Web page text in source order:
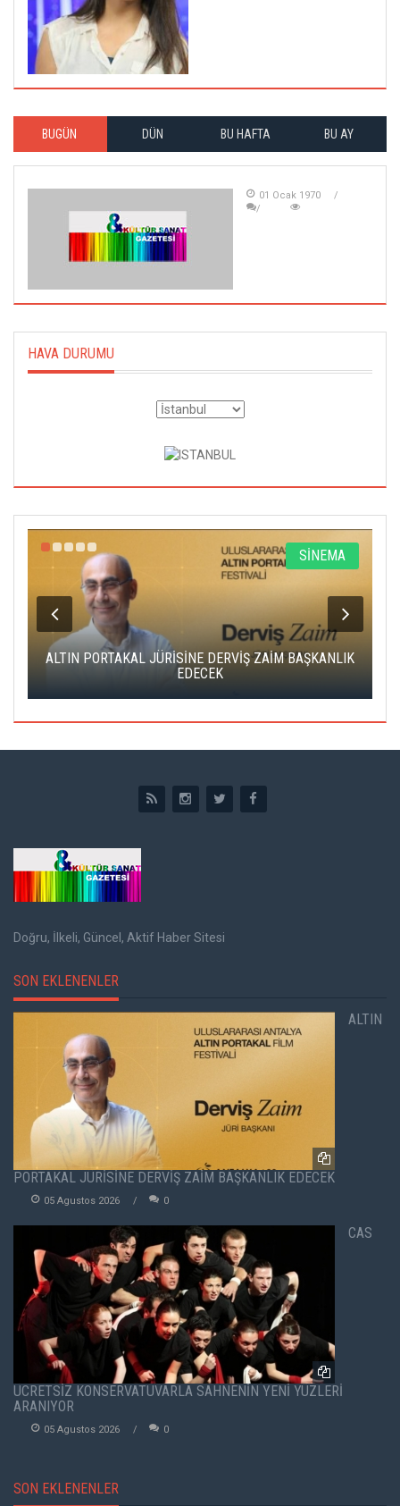
BUGÜN DÜN BU HAFTA BU AY
01 Ocak 1970
HAVA DURUMU
SİNEMA
ALTIN PORTAKAL JÜRİSİNE DERVİŞ ZAİM BAŞKANLIK
EDECEK
Doğru, İlkeli, Güncel, Aktif Haber Sitesi
SON EKLENENLER
ALTIN
PORTAKAL JÜRİSİNE DERVİŞ ZAİM BAŞKANLIK EDECEK
05 Agustos 2026 0
CAS
ÜCRETSİZ KONSERVATUVARLA SAHNENİN YENİ YÜZLERİ
ARANIYOR
05 Agustos 2026 0
SON EKLENENLER